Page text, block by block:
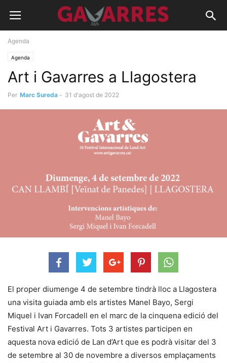
Agenda
Agenda
Art i Gavarres a Llagostera
Per Marc Sureda - 31 d'agost de 2022
El proper diumenge 4 de setembre tindrà lloc a Llagostera
una visita guiada amb els artistes Manel Bayo, Sergi
Miquel i Ivan Forcadell en el marc de la cinquena edició del
Festival Art i Gavarres. Tots 3 artistes participen en
aquesta nova edició de Lan d’Art que es podrà visitar del 3
de setembre al 30 de novembre a diversos emplaçaments